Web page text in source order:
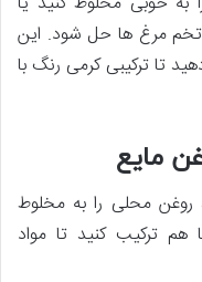
تخم مرغ ­ها حل شود. این
15 دقیقه انجام دهید تا ترکیبی کرمی رنگ با
مایع
روغن محلی را به مخلوط
ترکیب کنید تا مواد